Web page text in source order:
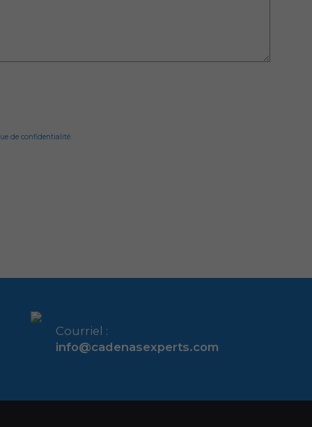
de confidentialité.
Courriel :
info@cadenasexperts.com